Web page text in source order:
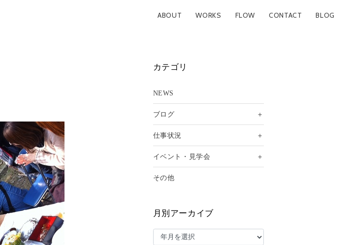
ABOUT WORKS FLOW CONTACT BLOG
カテゴリ
NEWS
ブログ ＋
仕事状況 ＋
イベント・見学会 ＋
その他
月別アーカイブ